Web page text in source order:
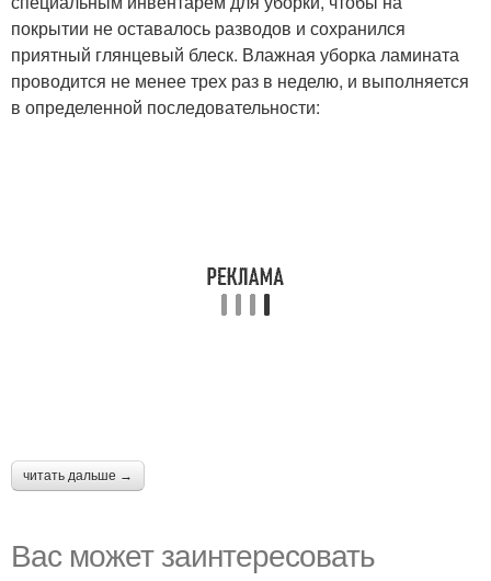
покрытии не оставалось разводов и сохранился
приятный глянцевый блеск. Влажная уборка ламината
проводится не менее трех раз в неделю, и выполняется
в определенной последовательности:
читать дальше →
Вас может заинтересовать